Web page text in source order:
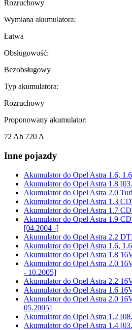
Rozruchowy
Wymiana akumulatora:
Łatwa
Obsługowość:
Bezobsługowy
Typ akumulatora:
Rozruchowy
Proponowany akumulator:
72 Ah 720 A
Inne pojazdy
Akumulator do Opel Astra 1.6,
Akumulator do Opel Astra 1.8
Akumulator do Opel Astra 2.0
Akumulator do Opel Astra 1.3
Akumulator do Opel Astra 1.7
Akumulator do Opel Astra 1.9
[04.2004 -]
Akumulator do Opel Astra 2.2
Akumulator do Opel Astra 1.6,
Akumulator do Opel Astra 1.8
Akumulator do Opel Astra 2.0
- 10.2005]
Akumulator do Opel Astra 2.2
Akumulator do Opel Astra 1.6
Akumulator do Opel Astra 2.0
05.2005]
Akumulator do Opel Astra 1.2
Akumulator do Opel Astra 1.4